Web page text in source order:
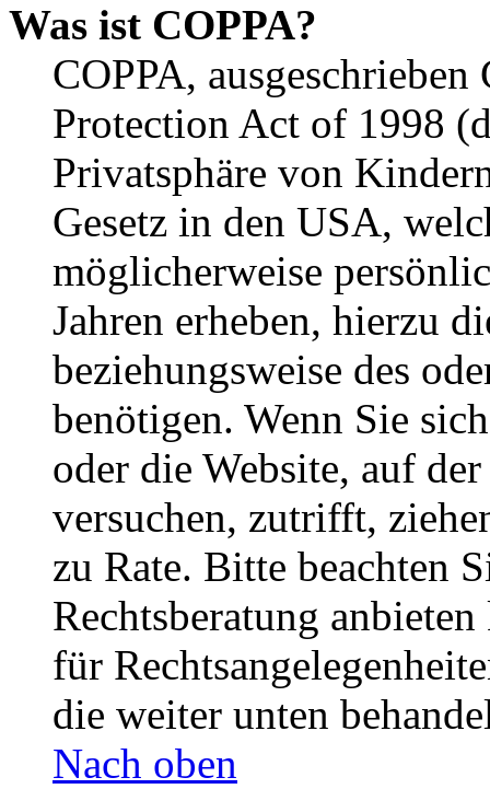
Was ist COPPA?
COPPA,
Protection Act of 1998
Privatsphäre von
Gesetz in den USA,
möglicherweise
Jahren erheben, hierzu
beziehungsweise des
benötigen. Wenn Sie
oder die Website, auf
versuchen, zutrifft,
zu Rate. Bitte beachten
Rechtsberatung
für
die weiter unten
Nach oben